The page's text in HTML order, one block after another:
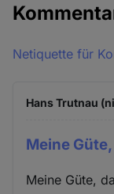
Netiquette für
Hans Trutnau
Meine
Meine Güte,